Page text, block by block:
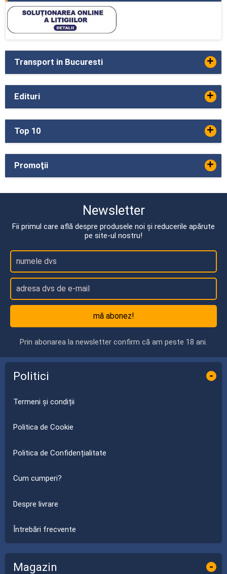
Transport in Bucuresti +
Edituri +
Top 10 +
Promoţii +
Newsletter
Fii primul care află despre produsele noi și reducerile apărute
pe site-ul nostru!
mă abonez!
Prin abonarea la newsletter confirm că am peste 18 ani.
Politici -
Termeni și condiții
Politica de Cookie
Politica de Confidențialitate
Cum cumperi?
Despre livrare
Întrebări frecvente
Magazin -